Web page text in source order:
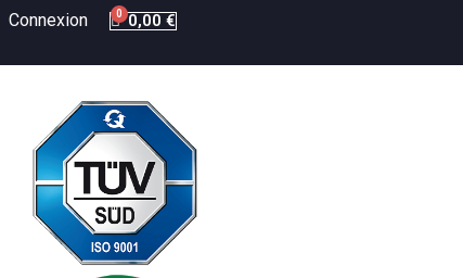
Connexion 0,00 €